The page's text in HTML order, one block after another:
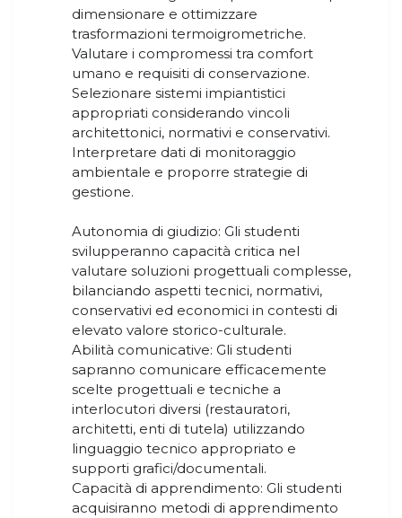
dimensionare e ottimizzare
trasformazioni termoigrometriche.
Valutare i compromessi tra comfort
umano e requisiti di conservazione.
Selezionare sistemi impiantistici
appropriati considerando vincoli
architettonici, normativi e conservativi.
Interpretare dati di monitoraggio
ambientale e proporre strategie di
gestione.
Autonomia di giudizio: Gli studenti
svilupperanno capacità critica nel
valutare soluzioni progettuali complesse,
bilanciando aspetti tecnici, normativi,
conservativi ed economici in contesti di
elevato valore storico-culturale.
Abilità comunicative: Gli studenti
sapranno comunicare efficacemente
scelte progettuali e tecniche a
interlocutori diversi (restauratori,
architetti, enti di tutela) utilizzando
linguaggio tecnico appropriato e
supporti grafici/documentali.
Capacità di apprendimento: Gli studenti
acquisiranno metodi di apprendimento